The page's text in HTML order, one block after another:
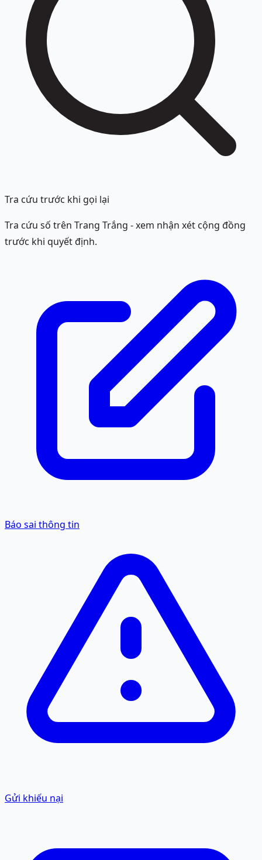
Tra cứu trước khi gọi lại
Tra cứu số trên Trang Trắng - xem nhận xét cộng đồng
trước khi quyết định.
Báo sai thông tin
Gửi khiếu nại